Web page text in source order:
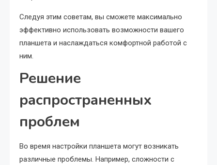
Следуя этим советам, вы сможете максимально
эффективно использовать возможности вашего
планшета и наслаждаться комфортной работой с
ним.
Решение
распространенных
проблем
Во время настройки планшета могут возникать
различные проблемы. Например, сложности с